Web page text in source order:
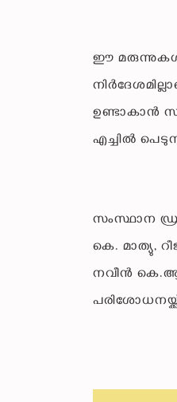
ഈ മരുന്നുകള്‍
ഉണ്ടാകാന്‍
എച്ചില്‍
സംസ്ഥാന
കെ. മാത്യു,
നവീന്‍